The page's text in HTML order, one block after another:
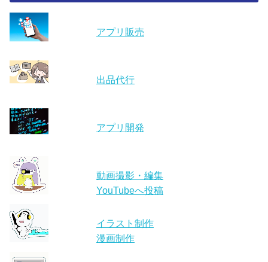
アプリ販売
出品代行
アプリ開発
動画撮影・編集
YouTubeへ投稿
イラスト制作
漫画制作